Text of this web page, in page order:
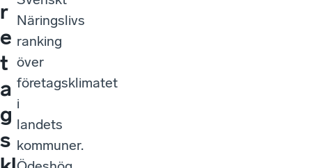
r
e
t
a
g
s
Näringslivs
ranking
över
företagsklimatet
i
landets
kommuner.